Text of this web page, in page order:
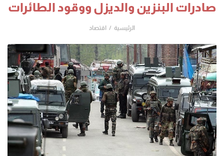
صادرات البنزين والديزل ووقود الطائرات
الرئيسية اقتصاد